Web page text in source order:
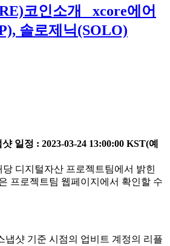
코인소개 _xcore에어
솔로제닉(SOLO)
일정 : 2023-03-24 13:00:00 KST(예
디지털자산 프로젝트팀에서 밝힌
프로젝트팀 웹페이지에서 확인할 수
냅샷 기준 시점의 업비트 계정의 리플